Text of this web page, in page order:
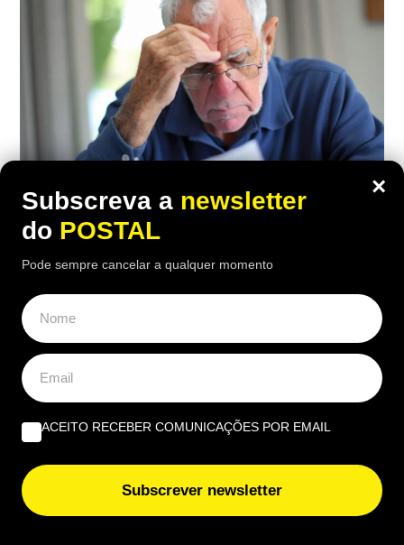
incapacidade vê Segurança Social
recusar-lhe subida da pensão de 850€
para 1.547€: caso foi ‘parar’ a tribunal
cirurgias e limitações físicas
×
Subscreva a newsletter
do POSTAL
Pode sempre cancelar a qualquer momento
ACEITO RECEBER COMUNICAÇÕES POR EMAIL
Subscrever newsletter